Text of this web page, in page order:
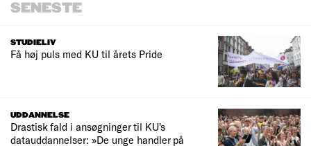
SENESTE
STUDIELIV
Få høj puls med KU til årets Pride
UDDANNELSE
Drastisk fald i ansøgninger til KU's
datauddannelser: »De unge handler på